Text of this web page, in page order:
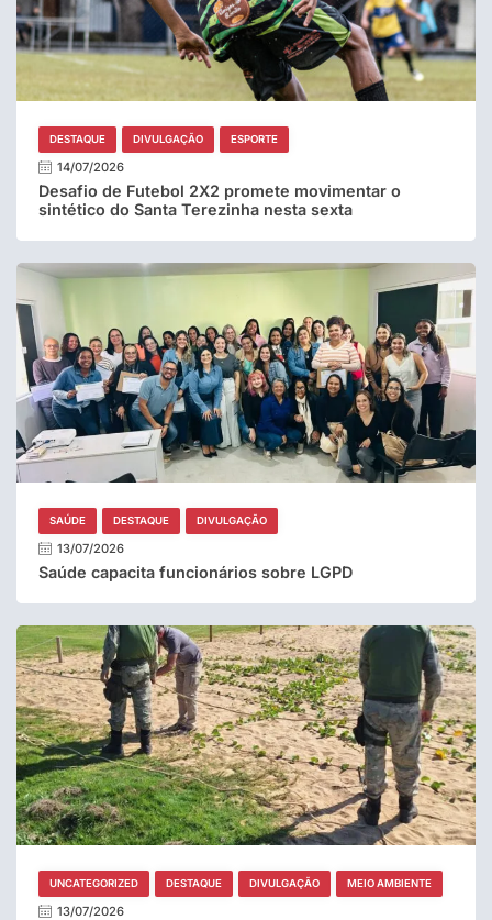
DESTAQUE DIVULGAÇÃO ESPORTE
14/07/2026
Desafio de Futebol 2X2 promete movimentar o
sintético do Santa Terezinha nesta sexta
SAÚDE DESTAQUE DIVULGAÇÃO
13/07/2026
Saúde capacita funcionários sobre LGPD
UNCATEGORIZED DESTAQUE DIVULGAÇÃO MEIO AMBIENTE
13/07/2026